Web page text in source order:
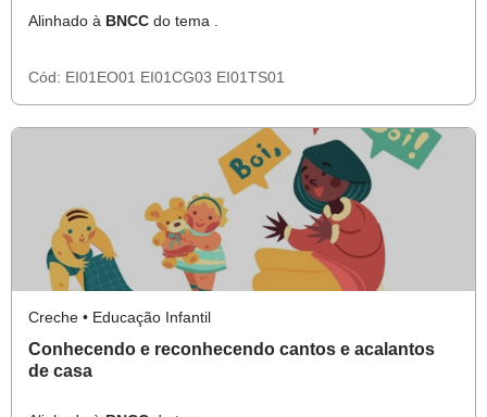
Alinhado à BNCC do tema .
Cód: EI01EO01 EI01CG03 EI01TS01
Creche • Educação Infantil
Conhecendo e reconhecendo cantos e acalantos
de casa